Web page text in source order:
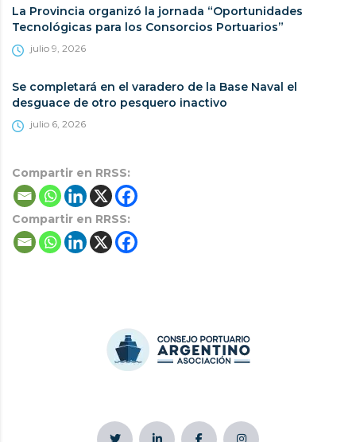
La Provincia organizó la jornada “Oportunidades
Tecnológicas para los Consorcios Portuarios”
julio 9, 2026
Se completará en el varadero de la Base Naval el
desguace de otro pesquero inactivo
julio 6, 2026
Compartir en RRSS:
Compartir en RRSS: